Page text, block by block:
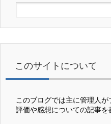
このサイトについて
このブログでは主に管理人が
評価や感想についての記事を